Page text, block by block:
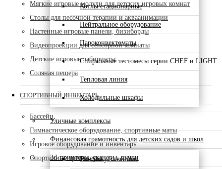
Котлы стационарные
Нейтральное оборудование
Пароконвектоматы
Спиральные тестомесы серии CHEF и LIGHT
Тепловая линия
Холодильные шкафы
Уличные комплексы
Финансовая грамотность для детских садов и школ
3d-принтеры, сканеры, ручки
Ели искусственные
Мягкие игровые модули для детских игровых комнат
Столы для песочной терапии и акваанимации
Настенные игровые панели, бизиборды
Видеопроекции для сенсорной комнаты
Детские игровые лабиринты
Соляная пещера
СПОРТИВНЫЙ ИНВЕНТАРЬ
Бассейн
Гимнастическое оборудование, спортивные маты
Игровое оборудование и инвентарь
Спортивные тренажеры